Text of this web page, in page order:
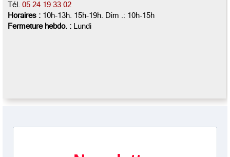
Tél. 05 24 19 33 02
Horaires : 10h-13h. 15h-19h. Dim .: 10h-15h
Fermeture hebdo. : Lundi